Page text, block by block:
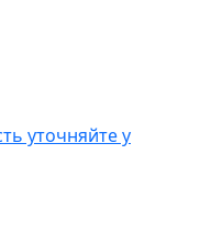
уточняйте у